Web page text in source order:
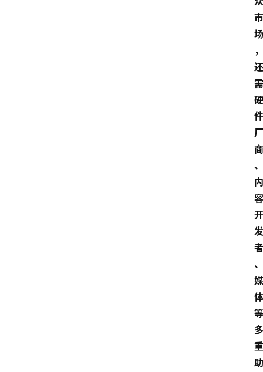
市
场
，
还
需
硬
件
厂
商
、
内
容
开
发
者
、
媒
体
等
多
重
助